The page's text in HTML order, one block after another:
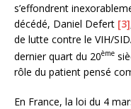
s’effondrent
décédé, Daniel Defert [3]
de lutte contre le VIH/
dernier quart du 20ème
rôle du patient pensé
En France, la loi du 4